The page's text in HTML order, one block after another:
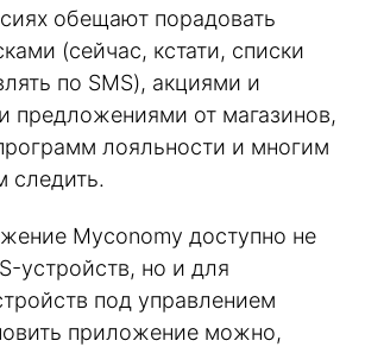
обещают порадовать
(сейчас, кстати, списки
по SMS), акциями и
предложениями от магазинов,
лояльности и многим
следить.
Myconomy доступно не
устройств, но и для
под управлением
приложение можно,